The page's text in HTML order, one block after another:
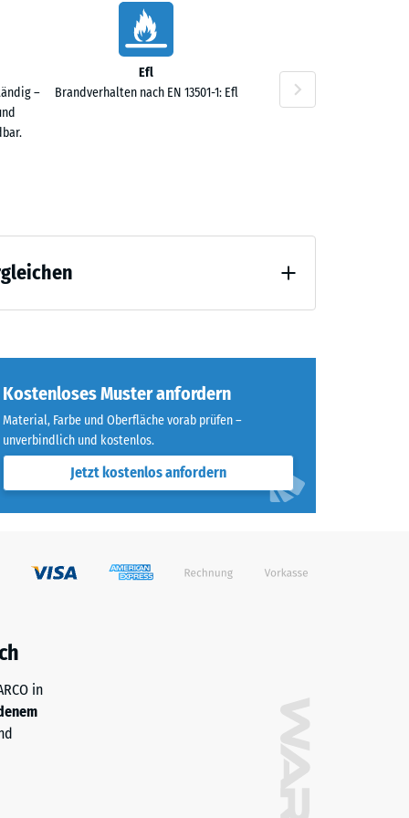
–
Efl
Brandverhalten nach EN 13501-1: Efl
(BS 7188)
Kostenloses Muster anfordern
Material, Farbe und Oberfläche vorab prüfen –
unverbindlich und kostenlos.
Jetzt kostenlos anfordern
in